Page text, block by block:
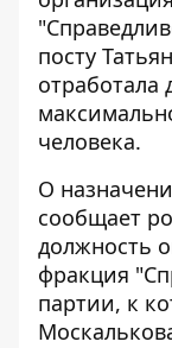
посту
отработала
человека.
О
сообщает
должность
фракция
партии, к